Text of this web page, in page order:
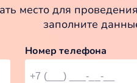
место для
заполните
Номер телефона